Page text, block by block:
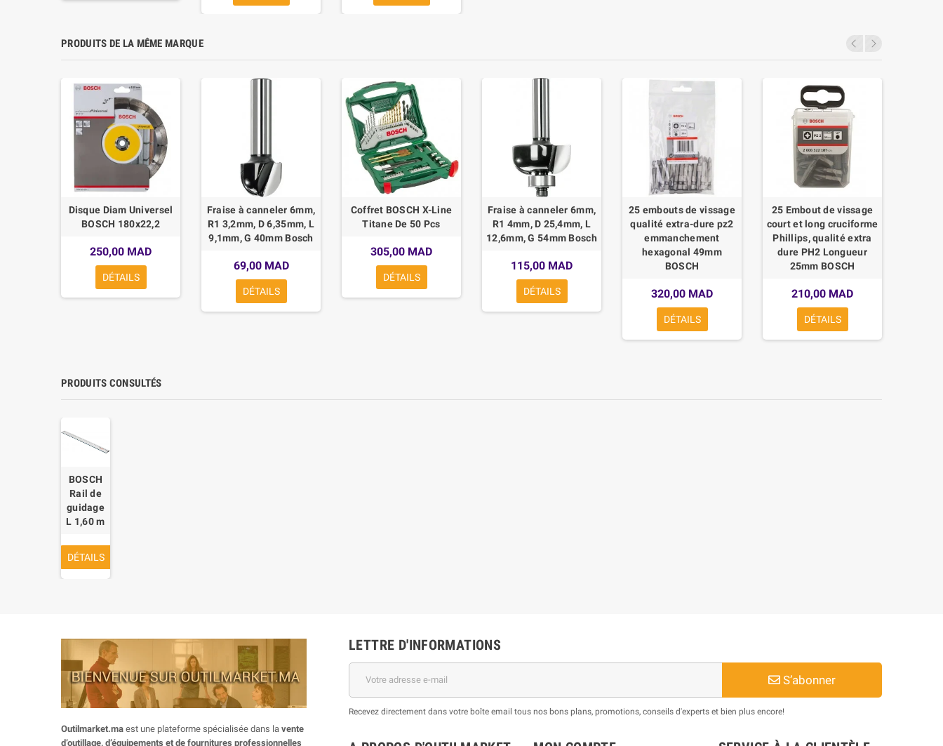
PRODUITS DE LA MÊME MARQUE
Disque Diam Universel
BOSCH 180x22,2
250,00 MAD
DÉTAILS
Fraise à canneler 6mm,
R1 3,2mm, D 6,35mm, L
9,1mm, G 40mm Bosch
69,00 MAD
DÉTAILS
Coffret BOSCH X-Line
Titane De 50 Pcs
305,00 MAD
DÉTAILS
Fraise à canneler 6mm,
R1 4mm, D 25,4mm, L
12,6mm, G 54mm Bosch
115,00 MAD
DÉTAILS
25 embouts de vissage
qualité extra-dure pz2
emmanchement
hexagonal 49mm
BOSCH
320,00 MAD
DÉTAILS
25 Embout de vissage
court et long cruciforme
Phillips, qualité extra
dure PH2 Longueur
25mm BOSCH
210,00 MAD
DÉTAILS
PRODUITS CONSULTÉS
BOSCH
Rail de
guidage
L 1,60 m
DÉTAILS
Outilmarket.ma est une plateforme spécialisée dans la vente
d’outillage, d’équipements et de fournitures professionnelles
LETTRE D'INFORMATIONS
S’abonner
Recevez directement dans votre boîte email tous nos bons plans, promotions, conseils d'experts et bien plus encore!